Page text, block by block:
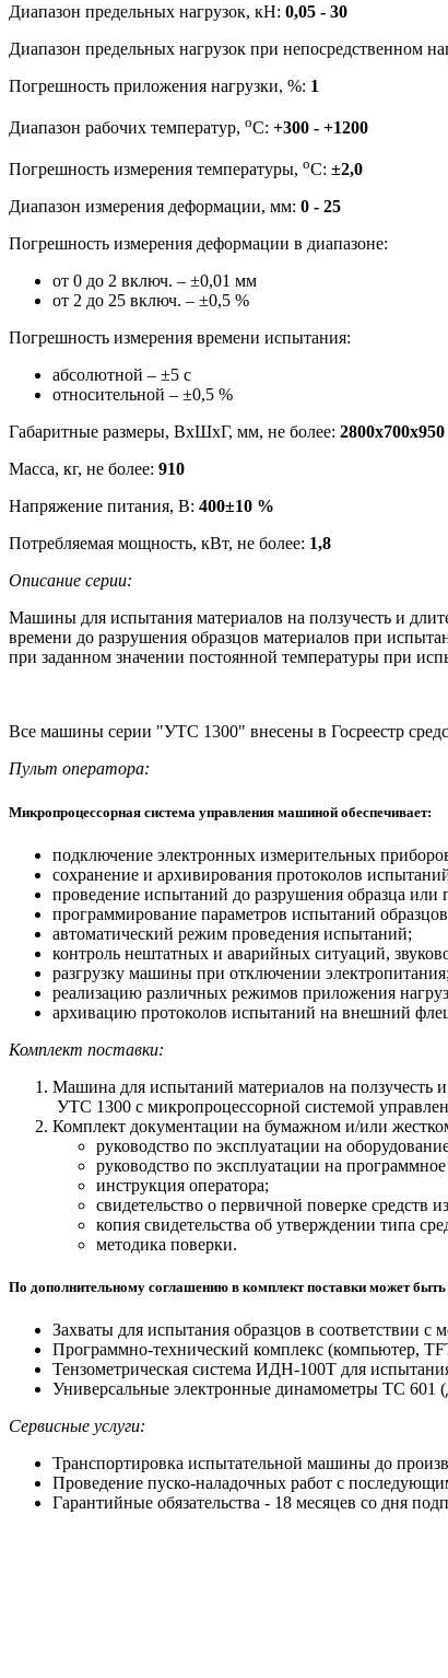
Диапазон предельных нагрузок, кН: 0,05 - 30
Диапазон предельных нагрузок при непосредственном
Погрешность приложения нагрузки, %: 1
Диапазон рабочих температур, oC: +300 - +1200
Погрешность измерения температуры, oC: ±2,0
Диапазон измерения деформации, мм: 0 - 25
Погрешность измерения деформации в диапазоне:
от 0 до 2 включ. – ±0,01 мм
от 2 до 25 включ. – ±0,5 %
Погрешность измерения времени испытания:
абсолютной – ±5 с
относительной – ±0,5 %
Габаритные размеры, ВхШхГ, мм, не более: 2800х700х950
Масса, кг, не более: 910
Напряжение питания, В: 400±10 %
Потребляемая мощность, кВт, не более: 1,8
Описание серии:
Машины для испытания материалов на ползучесть и
времени до разрушения образцов материалов при
при заданном значении постоянной температуры при
Все машины серии "УТС 1300" внесены в Госреестр
Пульт оператора:
Микропроцессорная система управления машиной обеспечивает:
подключение электронных измерительных
сохранение и архивирования протоколов
проведение испытаний до разрушения образца
программирование параметров испытаний
автоматический режим проведения испытаний;
контроль нештатных и аварийных ситуаций,
разгрузку машины при отключении электропитания;
реализацию различных режимов приложения
архивацию протоколов испытаний на внешний
Комплект поставки:
Машина для испытаний материалов на ползучесть
УТС 1300 с микропроцессорной системой
Комплект документации на бумажном и/или
руководство по эксплуатации на
руководство по эксплуатации на
инструкция оператора;
свидетельство о первичной поверке средств
копия свидетельства об утверждении типа
методика поверки.
По дополнительному соглашению в комплект поставки может
Захваты для испытания образцов в
Программно-технический комплекс (компьютер,
Тензометрическая система ИДН-100Т для
Универсальные электронные динамометры ТС
Сервисные услуги:
Транспортировка испытательной машины до
Проведение пуско-наладочных работ с
Гарантийные обязательства - 18 месяцев со дня